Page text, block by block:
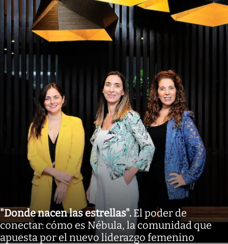
"Donde nacen las estrellas". El poder de
conectar: cómo es Nébula, la comunidad que
apuesta por el nuevo liderazgo femenino